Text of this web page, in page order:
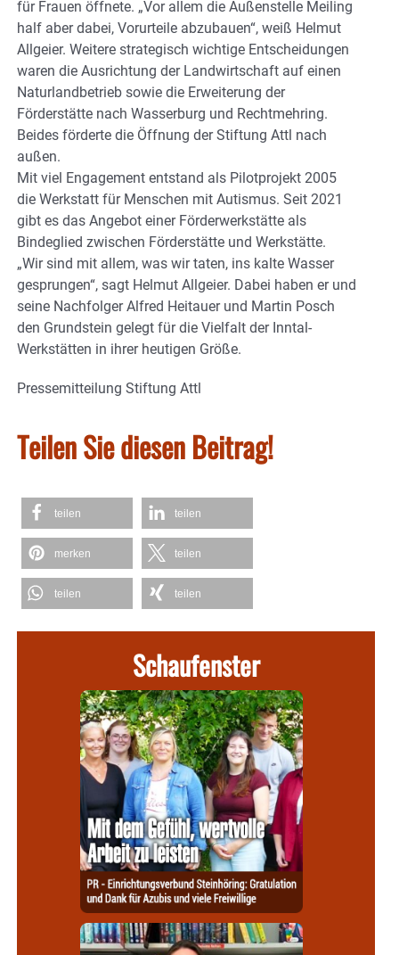
für Frauen öffnete. „Vor allem die Außenstelle Meiling
half aber dabei, Vorurteile abzubauen“, weiß Helmut
Allgeier. Weitere strategisch wichtige Entscheidungen
waren die Ausrichtung der Landwirtschaft auf einen
Naturlandbetrieb sowie die Erweiterung der
Förderstätte nach Wasserburg und Rechtmehring.
Beides förderte die Öffnung der Stiftung Attl nach
außen.
Mit viel Engagement entstand als Pilotprojekt 2005
die Werkstatt für Menschen mit Autismus. Seit 2021
gibt es das Angebot einer Förderwerkstätte als
Bindeglied zwischen Förderstätte und Werkstätte.
„Wir sind mit allem, was wir taten, ins kalte Wasser
gesprungen“, sagt Helmut Allgeier. Dabei haben er und
seine Nachfolger Alfred Heitauer und Martin Posch
den Grundstein gelegt für die Vielfalt der Inntal-
Werkstätten in ihrer heutigen Größe.
Pressemitteilung Stiftung Attl
Teilen Sie diesen Beitrag!
teilen teilen
merken teilen
teilen teilen
Schaufenster